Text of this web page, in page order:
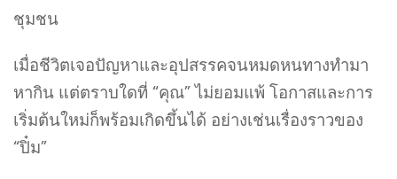
ชุมชน
เมื่อชีวิตเจอปัญหาและอุปสรรคจนหมดหนทางทำมา
หากิน แต่ตราบใดที่ “คุณ” ไม่ยอมแพ้ โอกาสและการ
เริ่มต้นใหม่ก็พร้อมเกิดขึ้นได้ อย่างเช่นเรื่องราวของ
“ปิ๋ม”